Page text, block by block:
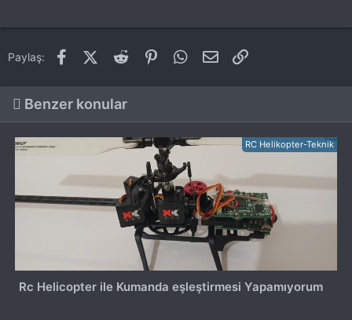
Paylaş: FacebookX (Twitter)
Reddit PinterestWhatsApp
E-posta
Benzer konular
RC Helikopter-Teknik
Rc Helicopter ile Kumanda eşleştirmesi Yapamıyorum